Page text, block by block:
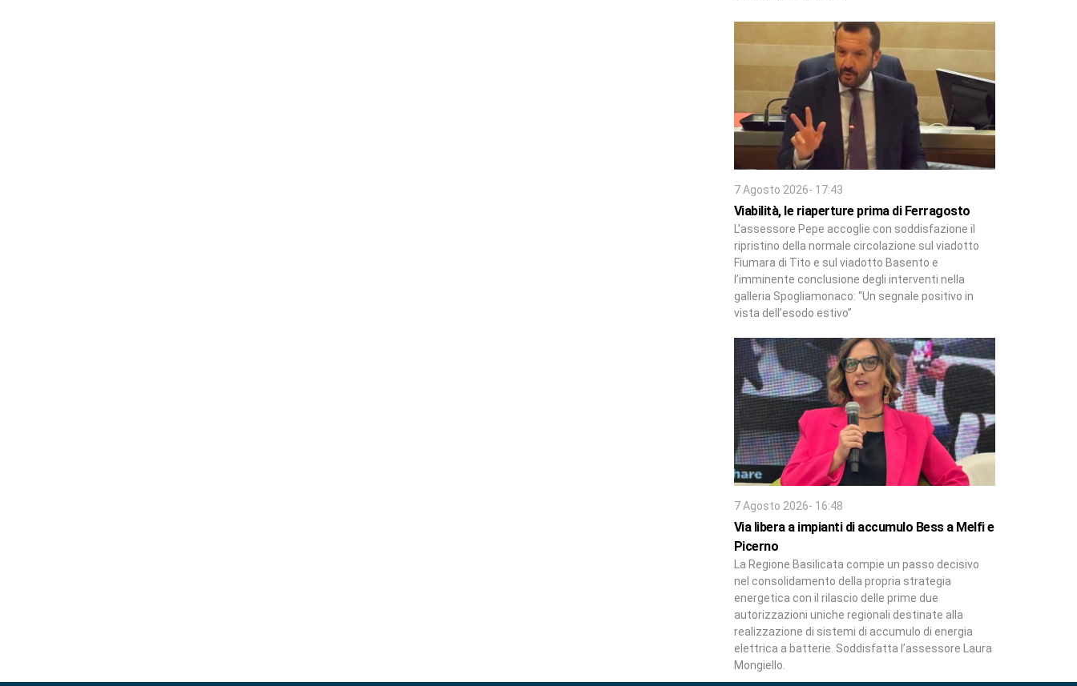
7 Agosto 2026- 17:43
Viabilità, le riaperture prima di Ferragosto
L’assessore Pepe accoglie con soddisfazione il
ripristino della normale circolazione sul viadotto
Fiumara di Tito e sul viadotto Basento e
l’imminente conclusione degli interventi nella
galleria Spogliamonaco: “Un segnale positivo in
vista dell’esodo estivo”
7 Agosto 2026- 16:48
Via libera a impianti di accumulo Bess a Melfi e
Picerno
La Regione Basilicata compie un passo decisivo
nel consolidamento della propria strategia
energetica con il rilascio delle prime due
autorizzazioni uniche regionali destinate alla
realizzazione di sistemi di accumulo di energia
elettrica a batterie. Soddisfatta l’assessore Laura
Mongiello.